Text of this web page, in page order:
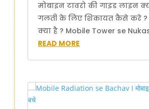
मोबाइन टावरो की गाइड लाइन
गलती के लिए शिकायत कैसे करे ?
क्या है ? Mobile Tower se
READ MORE